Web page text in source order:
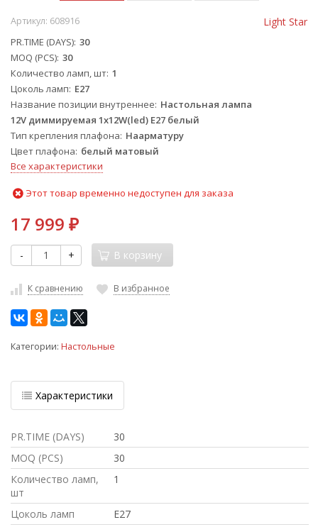
Light Star
Артикул: 608916
PR.TIME (DAYS) 30
MOQ (PCS) 30
Количество ламп, шт 1
Цоколь ламп E27
Название позиции внутреннее Настольная лампа
12V диммируемая 1x12W(led) E27 белый
Тип крепления плафона Наарматуру
Цвет плафона белый матовый
Все характеристики
Этот товар временно недоступен для заказа
17 999 ₽
- + В корзину
К сравнению В избранное
Категории: Настольные
Характеристики
PR.TIME (DAYS)
30
MOQ (PCS)
30
Количество ламп,
шт
1
Цоколь ламп
E27